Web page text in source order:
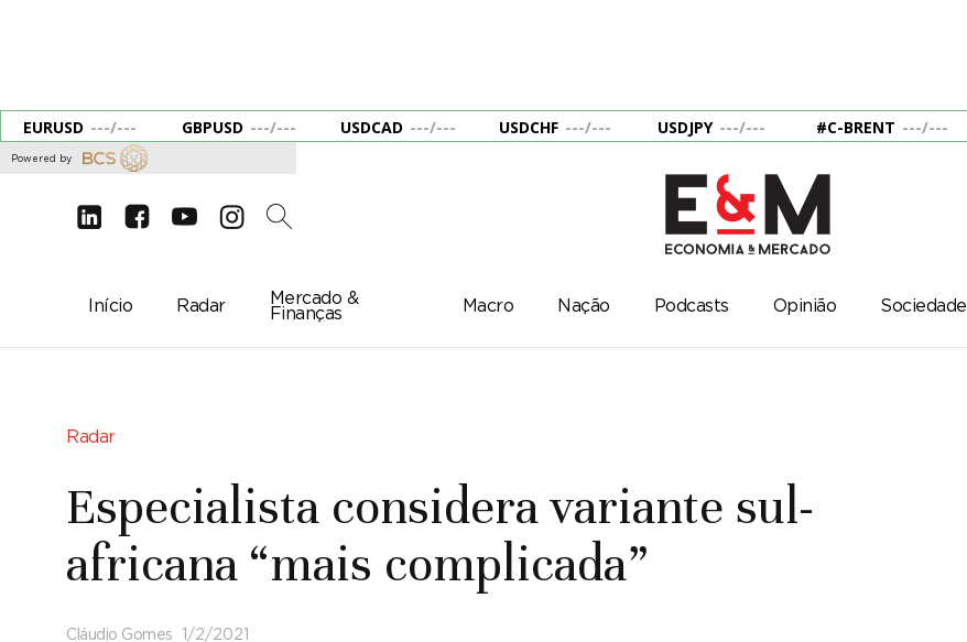
EURUSD ---/--- GBPUSD ---/--- USDCAD ---/--- USDCHF ---/--- USDJPY ---/--- #C-BRENT ---/---
Powered by
d e g c 2
Início Radar
Mercado &
Finanças
Macro Nação Podcasts Opinião Sociedade
Radar
Especialista considera variante sul-
africana “mais complicada”
Cláudio Gomes 1/2/2021